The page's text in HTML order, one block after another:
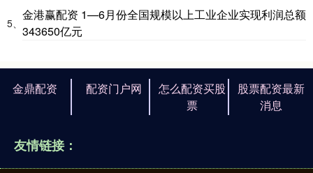
5、
金港赢配资 1—6月份全国规模以上工业企业实现利润总额
343650亿元
金鼎配资 配资门户网
怎么配资买股
票
股票配资最新
消息
友情链接：